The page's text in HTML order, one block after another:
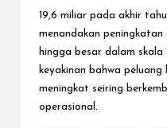
19,6 miliar pada akhir
menandakan peningkatan
hingga besar dalam
keyakinan bahwa
meningkat seiring
operasional.